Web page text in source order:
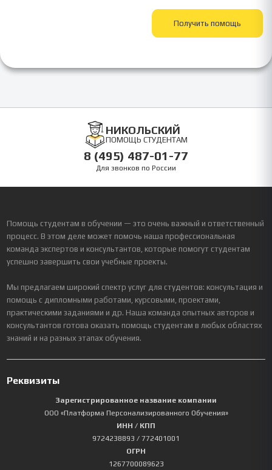
Получить помощь
НИКОЛЬСКИЙ
ПОМОЩЬ СТУДЕНТАМ
8 (495) 487-01-77
Для звонков по России
Помощь студентам в обучении — это очень важный и ответственный
процесс. В этом деле может помочь наша профессиональная
команда экспертов и консультантов, которые помогут студентам
успешно завершить свои учебные проекты.
Мы предлагаем широкий спектр услуг для студентов: консультация и
помощь с дипломными работами, курсовыми, проектами,
практическими заданиями и др. Наша команда опытных авторов и
консультантов готова оказать помощь студентам в любых областях
знаний и на разных этапах обучения.
Реквизиты
Зарегистрированное название компании
ООО «Платформа Персонализированного Обучения»
ИНН / КПП
9724238893 / 772401001
ОГРН
1267700089623